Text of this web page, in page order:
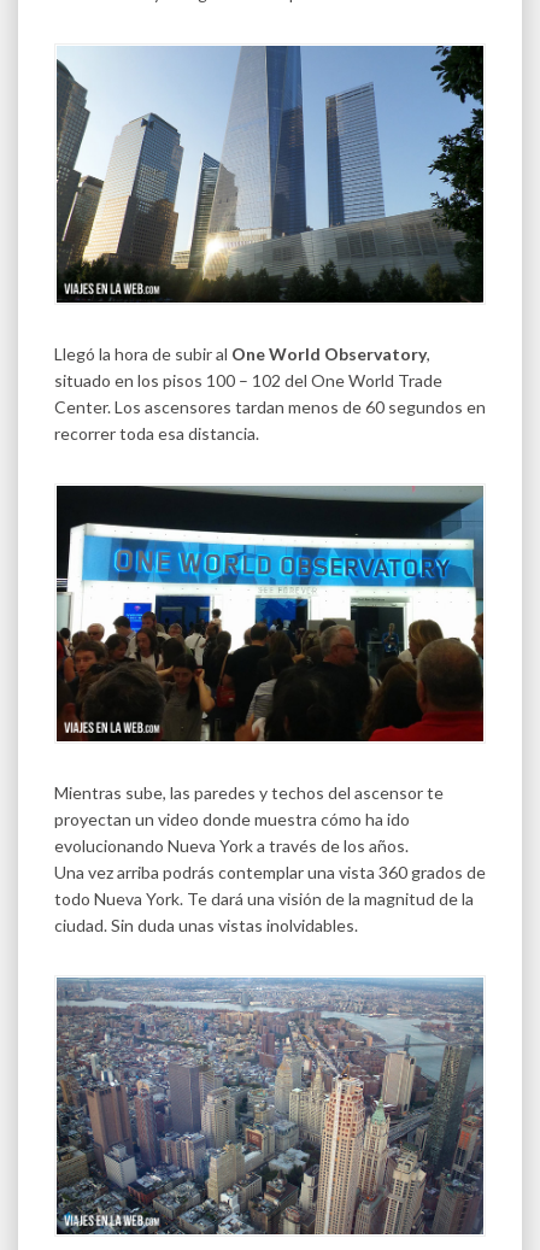
Llegó la hora de subir al One World Observatory,
situado en los pisos 100 – 102 del One World Trade
Center. Los ascensores tardan menos de 60 segundos en
recorrer toda esa distancia.
Mientras sube, las paredes y techos del ascensor te
proyectan un video donde muestra cómo ha ido
evolucionando Nueva York a través de los años.
Una vez arriba podrás contemplar una vista 360 grados de
todo Nueva York. Te dará una visión de la magnitud de la
ciudad. Sin duda unas vistas inolvidables.